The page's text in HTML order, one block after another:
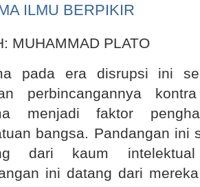
ILMU BERPIKIR
MUHAMMAD PLATO
pada era disrupsi ini
perbincangannya
menjadi faktor
bangsa. Pandangan ini
dari kaum intelektual
ini datang dari